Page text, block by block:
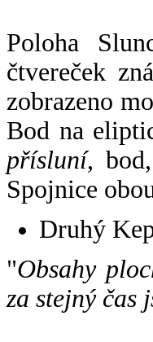
Poloha
čtvereček
zobrazeno
Bod na
přísluní,
Spojnice
Druhý
"Obsahy
za stejný čas